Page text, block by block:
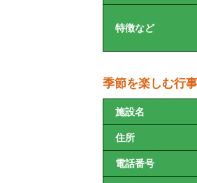
特徴など
季節を楽しむ行
施設名
住所
電話番号